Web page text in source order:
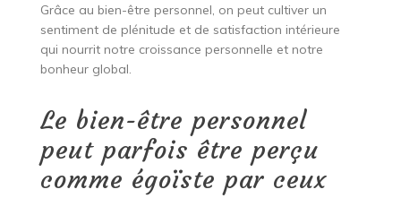
Grâce au bien-être personnel, on peut cultiver un
sentiment de plénitude et de satisfaction intérieure
qui nourrit notre croissance personnelle et notre
bonheur global.
Le bien-être personnel
peut parfois être perçu
comme égoïste par ceux